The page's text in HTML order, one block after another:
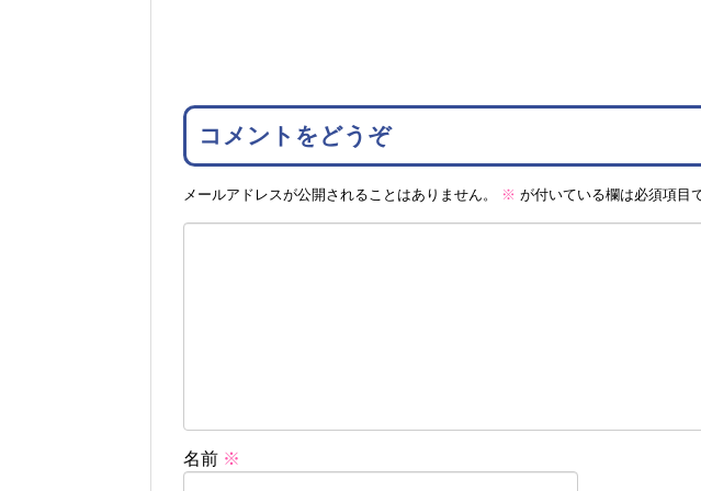
コメントをどうぞ
メールアドレスが公開されることはありません。 ※ が付いている欄は必須項目
名前 ※